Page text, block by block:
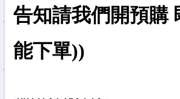
告知請我們開預購
能下單))